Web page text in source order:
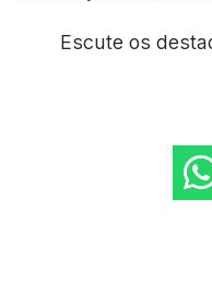
Escute os